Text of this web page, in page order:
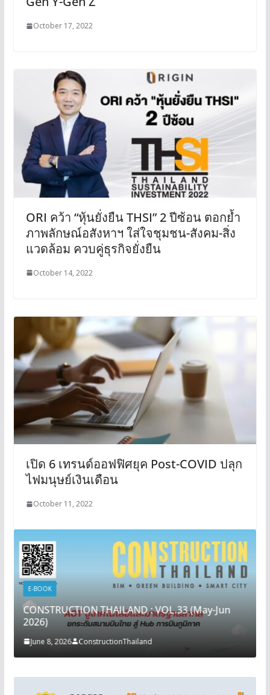
October 17, 2022
ORI คว้า “หุ้นยั่งยืน THSI” 2 ปีซ้อน ตอกย้ำ
ภาพลักษณ์อสังหาฯ ใส่ใจชุมชน-สังคม-สิ่ง
แวดล้อม ควบคู่ธุรกิจยั่งยืน
October 14, 2022
เปิด 6 เทรนด์ออฟฟิศยุค Post-COVID ปลุก
ไฟมนุษย์เงินเดือน
October 11, 2022
E-BOOK
CONSTRUCTION THAILAND : VOL.33 (May-Jun
2026)
June 8, 2026 ConstructionThailand